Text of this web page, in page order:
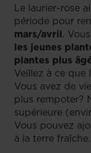
Le laurier-rose
période pour
mars/avril.
les jeunes
plantes plus
Veillez à ce
Vous avez de
plus rempoter?
supérieure
Vous pouvez
à la terre fraîche.